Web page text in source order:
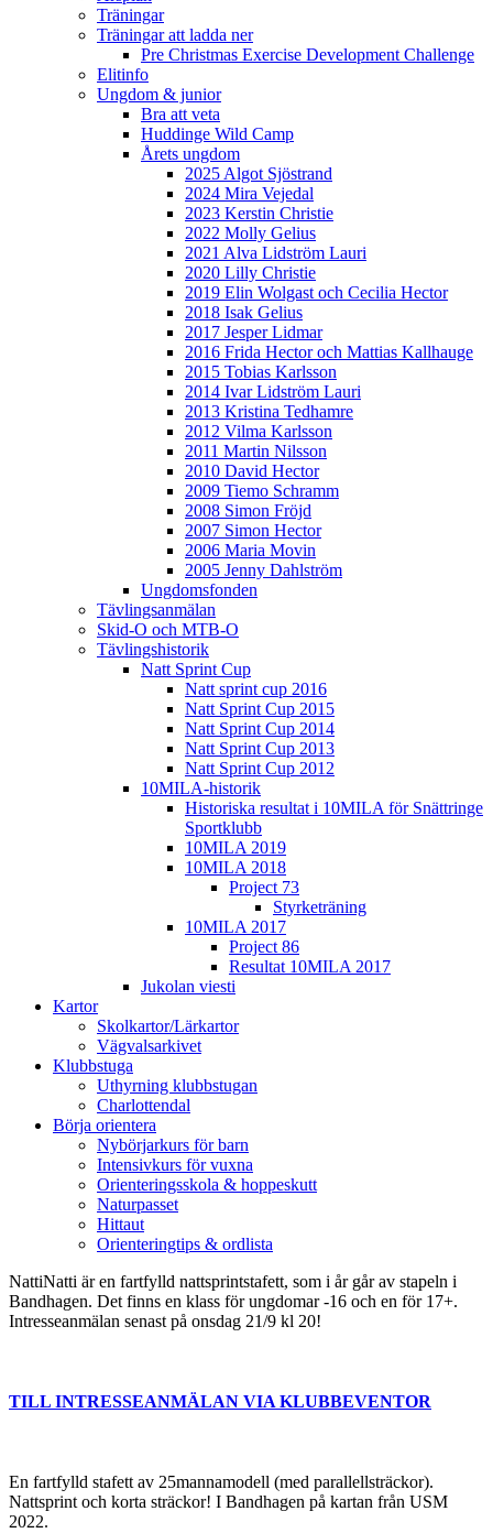
Träningar
Träningar att ladda ner
Pre Christmas Exercise Development Challenge
Elitinfo
Ungdom & junior
Bra att veta
Huddinge Wild Camp
Årets ungdom
2025 Algot Sjöstrand
2024 Mira Vejedal
2023 Kerstin Christie
2022 Molly Gelius
2021 Alva Lidström Lauri
2020 Lilly Christie
2019 Elin Wolgast och Cecilia Hector
2018 Isak Gelius
2017 Jesper Lidmar
2016 Frida Hector och Mattias Kallhauge
2015 Tobias Karlsson
2014 Ivar Lidström Lauri
2013 Kristina Tedhamre
2012 Vilma Karlsson
2011 Martin Nilsson
2010 David Hector
2009 Tiemo Schramm
2008 Simon Fröjd
2007 Simon Hector
2006 Maria Movin
2005 Jenny Dahlström
Ungdomsfonden
Tävlingsanmälan
Skid-O och MTB-O
Tävlingshistorik
Natt Sprint Cup
Natt sprint cup 2016
Natt Sprint Cup 2015
Natt Sprint Cup 2014
Natt Sprint Cup 2013
Natt Sprint Cup 2012
10MILA-historik
Historiska resultat i 10MILA för Snättringe
Sportklubb
10MILA 2019
10MILA 2018
Project 73
Styrketräning
10MILA 2017
Project 86
Resultat 10MILA 2017
Jukolan viesti
Kartor
Skolkartor/Lärkartor
Vägvalsarkivet
Klubbstuga
Uthyrning klubbstugan
Charlottendal
Börja orientera
Nybörjarkurs för barn
Intensivkurs för vuxna
Orienteringsskola & hoppeskutt
Naturpasset
Hittaut
Orienteringtips & ordlista
NattiNatti är en fartfylld nattsprintstafett, som i år går av stapeln i
Bandhagen. Det finns en klass för ungdomar -16 och en för 17+.
Intresseanmälan senast på onsdag 21/9 kl 20!
TILL INTRESSEANMÄLAN VIA KLUBBEVENTOR
En fartfylld stafett av 25mannamodell (med parallellsträckor).
Nattsprint och korta sträckor! I Bandhagen på kartan från USM
2022.